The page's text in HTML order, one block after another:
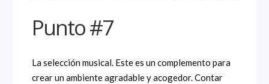
Punto #7
La selección musical. Este es un complemento para
crear un ambiente agradable y acogedor. Contar